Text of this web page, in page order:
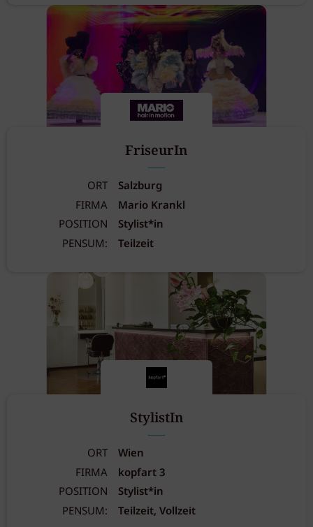
FriseurIn
ORT
Salzburg
FIRMA
Mario Krankl
POSITION
Stylist*in
PENSUM:
Teilzeit
StylistIn
ORT
Wien
FIRMA
kopfart 3
POSITION
Stylist*in
PENSUM:
Teilzeit, Vollzeit